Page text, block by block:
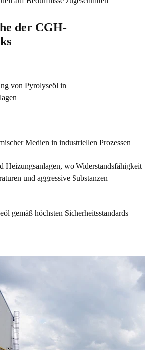
der CGH-
von Pyrolyseöl in
Medien in industriellen Prozessen
Heizungsanlagen, wo Widerstandsfähigkeit
und aggressive Substanzen
gemäß höchsten Sicherheitsstandards